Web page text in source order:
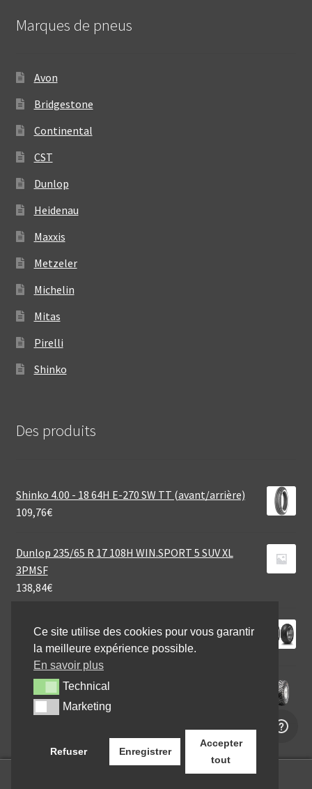
Marques de pneus
Avon
Bridgestone
Continental
CST
Dunlop
Heidenau
Maxxis
Metzeler
Michelin
Mitas
Pirelli
Shinko
Des produits
Shinko 4.00 - 18 64H E-270 SW TT (avant/arrière)
109,76€
Dunlop 235/65 R 17 108H WIN.SPORT 5 SUV XL
3PMSF
138,84€
Dunlop D 423 130/70 R 18 63V TL (avant)
177,41€
CST 22X11 - 10 47N C-828 6PR
69,60€
Ce site utilise des cookies pour vous garantir
la meilleure expérience possible.
En savoir plus
TechnicalTechnical
MarketingMarketing
Refuser Enregistrer
Accepter
tout